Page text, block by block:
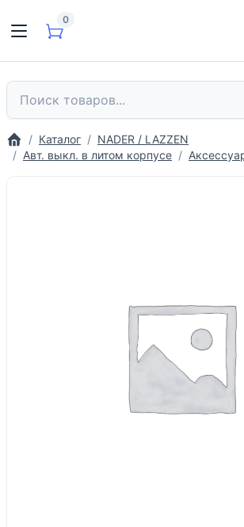
0
Каталог
NADER / LAZZEN
Авт. выкл. в литом корпусе